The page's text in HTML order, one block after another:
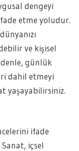
dengeyi
etme yoludur.
ve kişisel
günlük
dahil etmeyi
yaşayabilirsiniz.
ifade
içsel